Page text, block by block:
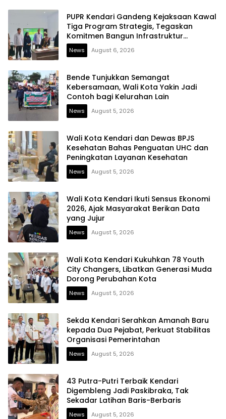
PUPR Kendari Gandeng Kejaksaan Kawal
Tiga Program Strategis, Tegaskan
Komitmen Bangun Infrastruktur
Berintegritas
News August 6, 2026
Bende Tunjukkan Semangat
Kebersamaan, Wali Kota Yakin Jadi
Contoh bagi Kelurahan Lain
News August 5, 2026
Wali Kota Kendari dan Dewas BPJS
Kesehatan Bahas Penguatan UHC dan
Peningkatan Layanan Kesehatan
News August 5, 2026
Wali Kota Kendari Ikuti Sensus Ekonomi
2026, Ajak Masyarakat Berikan Data
yang Jujur
News August 5, 2026
Wali Kota Kendari Kukuhkan 78 Youth
City Changers, Libatkan Generasi Muda
Dorong Perubahan Kota
News August 5, 2026
Sekda Kendari Serahkan Amanah Baru
kepada Dua Pejabat, Perkuat Stabilitas
Organisasi Pemerintahan
News August 5, 2026
43 Putra-Putri Terbaik Kendari
Digembleng Jadi Paskibraka, Tak
Sekadar Latihan Baris-Berbaris
News August 5, 2026